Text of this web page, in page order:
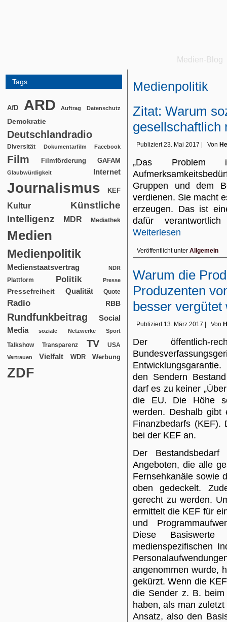
Medien-Blog
Tags
AfD ARD Auftrag Datenschutz
Demokratie
Deutschlandradio
Diversität Dokumentarfilm Facebook
Film Filmförderung GAFAM
Glaubwürdigkeit Internet
Journalismus KEF
Kultur
Künstliche
Intelligenz
MDR Mediathek
Medien
Medienpolitik
Medienstaatsvertrag NDR
Plattform Politik Presse
Pressefreiheit Qualität Quote
Radio RBB
Rundfunkbeitrag
Social
Media
soziale Netzwerke Sport
Talkshow Transparenz TV USA
Vertrauen Vielfalt WDR Werbung
ZDF
Medienpolitik
Zitat: Warum
gesellschaftlich
Publiziert 23. Mai 2017 Von
„Das Problem
Gruppen und dem
verdienen. Sie macht
erzeugen. Das ist
dafür
Weiterlesen
Veröffentlicht unter Allgemein
Warum die
Produzenten
besser
Publiziert 13. März 2017 Von
Der öffentlich-
den Sendern
darf es zu keiner
die EU. Die Höhe
werden. Deshalb gibt
Finanzbedarfs (KEF).
bei der KEF an.
Der
Angeboten, die alle
Fernsehkanäle sowie
oben gedeckelt.
gerecht zu werden.
ermittelt die KEF für
und
Diese
medienspezifischen
angenommen wurde,
gekürzt. Wenn die
die Sender z. B. beim
haben, als man
Ansatz, also den